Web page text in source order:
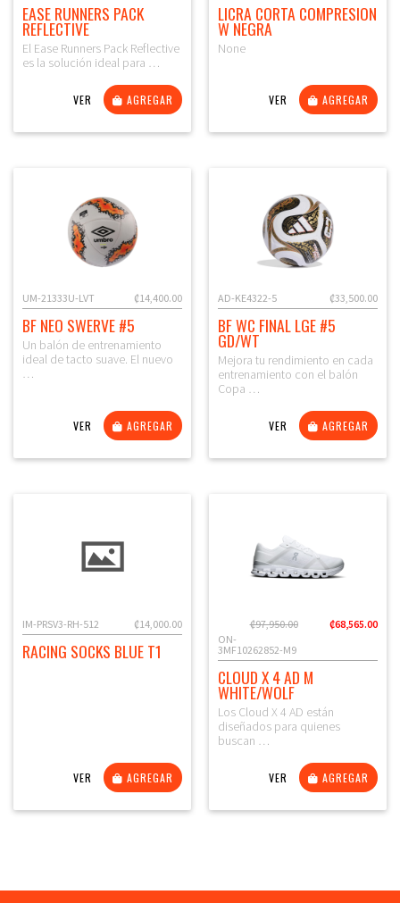
EASE RUNNERS PACK
REFLECTIVE
El Ease Runners Pack Reflective
es la solución ideal para …
VER AGREGAR
LICRA CORTA COMPRESION
W NEGRA
None
VER AGREGAR
₡14,400.00
UM-21333U-LVT
BF NEO SWERVE #5
Un balón de entrenamiento
ideal de tacto suave. El nuevo
…
VER AGREGAR
₡33,500.00
AD-KE4322-5
BF WC FINAL LGE #5
GD/WT
Mejora tu rendimiento en cada
entrenamiento con el balón
Copa …
VER AGREGAR
₡14,000.00
IM-PRSV3-RH-512
RACING SOCKS BLUE T1
VER AGREGAR
₡68,565.00
₡97,950.00
ON-
3MF10262852-M9
CLOUD X 4 AD M
WHITE/WOLF
Los Cloud X 4 AD están
diseñados para quienes
buscan …
VER AGREGAR